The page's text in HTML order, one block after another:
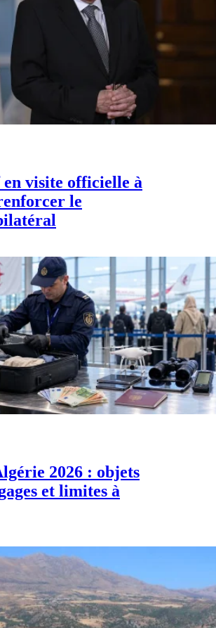
visite officielle à
le
2026 : objets
et limites à